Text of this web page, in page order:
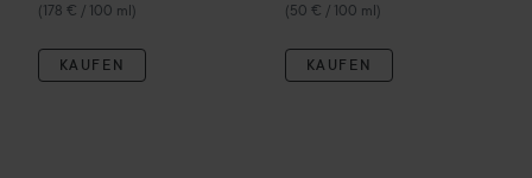
(178 € / 100 ml)
KAUFEN
(50 € / 100 ml)
KAUFEN